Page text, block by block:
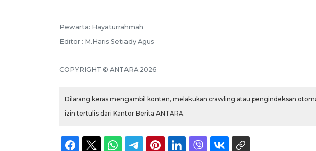
Pewarta: Hayaturrahmah
Editor : M.Haris Setiady Agus
COPYRIGHT © ANTARA 2026
Dilarang keras mengambil konten, melakukan crawling atau pengindeksan
izin tertulis dari Kantor Berita ANTARA.